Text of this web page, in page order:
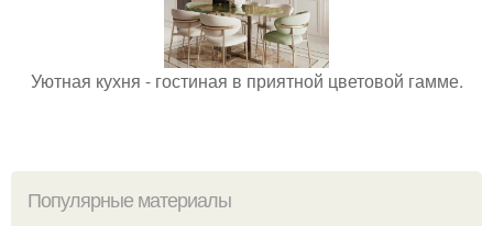
Уютная кухня - гостиная в приятной цветовой гамме.
Популярные материалы